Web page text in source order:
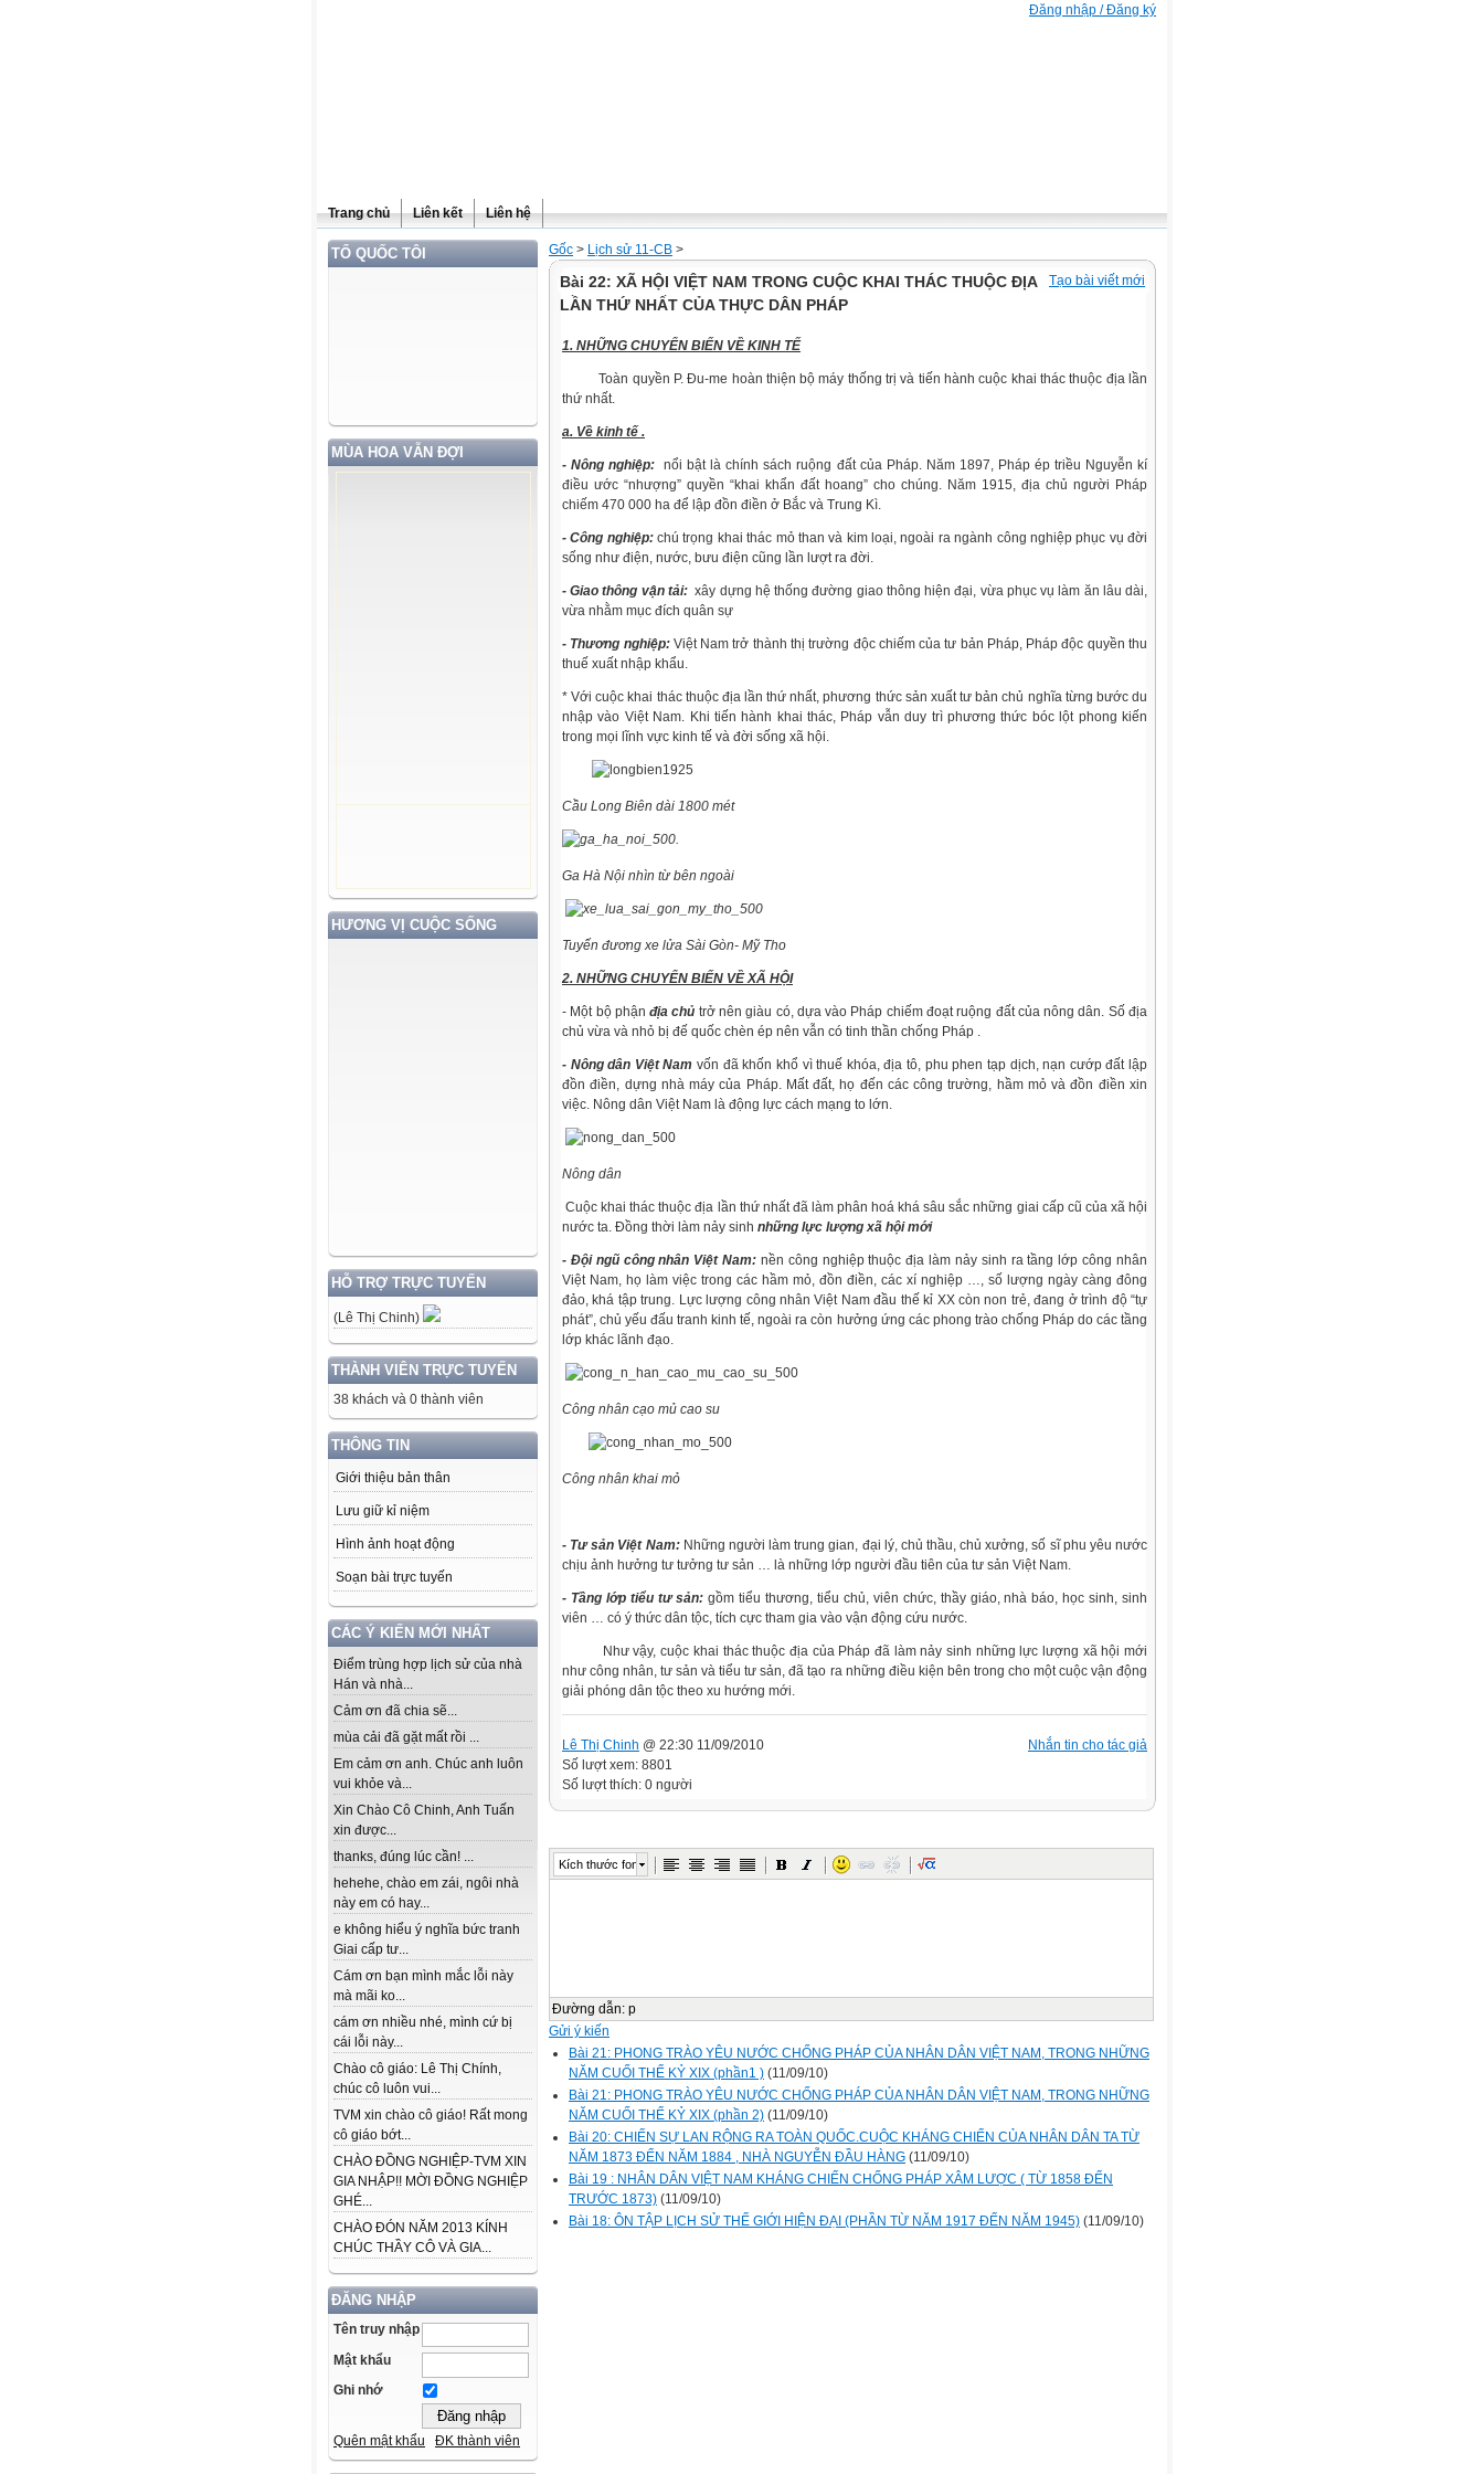
Đăng nhập / Đăng ký
Trang chủ Liên kết Liên hệ
TỔ QUỐC TÔI
MÙA HOA VẪN ĐỢI
HƯƠNG VỊ CUỘC SỐNG
HỖ TRỢ TRỰC TUYẾN
(Lê Thị Chinh)
THÀNH VIÊN TRỰC TUYẾN
38 khách và 0 thành viên
THÔNG TIN
Giới thiệu bản thân
Lưu giữ kỉ niệm
Hình ảnh hoạt động
Soạn bài trực tuyến
CÁC Ý KIẾN MỚI NHẤT
Điểm trùng hợp lịch sử của nhà
Hán và nhà...
Cảm ơn đã chia sẽ...
mùa cải đã gặt mất rồi ...
Em cảm ơn anh. Chúc anh luôn
vui khỏe và...
Xin Chào Cô Chinh, Anh Tuấn
xin được...
thanks, đúng lúc cần! ...
hehehe, chào em zái, ngôi nhà
này em có hay...
e không hiểu ý nghĩa bức tranh
Giai cấp tư...
Cám ơn bạn mình mắc lỗi này
mà mãi ko...
cám ơn nhiều nhé, mình cứ bị
cái lỗi này...
Chào cô giáo: Lê Thị Chính,
chúc cô luôn vui...
TVM xin chào cô giáo! Rất mong
cô giáo bớt...
CHÀO ĐỒNG NGHIỆP-TVM XIN
GIA NHẬP!! MỜI ĐỒNG NGHIỆP
GHÉ...
CHÀO ĐÓN NĂM 2013 KÍNH
CHÚC THẦY CÔ VÀ GIA...
ĐĂNG NHẬP
Tên truy nhập
Mật khẩu
Ghi nhớ
Quên mật khẩu ĐK thành viên
Gốc > Lịch sử 11-CB >
Tạo bài viết mới
Bài 22: XÃ HỘI VIỆT NAM TRONG CUỘC KHAI THÁC THUỘC ĐỊA
LẦN THỨ NHẤT CỦA THỰC DÂN PHÁP
1. NHỮNG CHUYỂN BIẾN VỀ KINH TẾ
Toàn quyền P. Đu-me hoàn thiện bộ máy thống trị và tiến hành cuộc khai thác thuộc địa lần
thứ nhất.
a. Về kinh tế .
- Nông nghiệp: nổi bật là chính sách ruộng đất của Pháp. Năm 1897, Pháp ép triều Nguyễn kí
điều ước “nhượng” quyền “khai khẩn đất hoang” cho chúng. Năm 1915, địa chủ người Pháp
chiếm 470 000 ha để lập đồn điền ở Bắc và Trung Kì.
- Công nghiệp: chú trọng khai thác mỏ than và kim loại, ngoài ra ngành công nghiệp phục vụ đời
sống như điện, nước, bưu điện cũng lần lượt ra đời.
- Giao thông vận tải: xây dựng hệ thống đường giao thông hiện đại, vừa phục vụ làm ăn lâu dài,
vừa nhằm mục đích quân sự
- Thương nghiệp: Việt Nam trở thành thị trường độc chiếm của tư bản Pháp, Pháp độc quyền thu
thuế xuất nhập khẩu.
* Với cuộc khai thác thuộc địa lần thứ nhất, phương thức sản xuất tư bản chủ nghĩa từng bước du
nhập vào Việt Nam. Khi tiến hành khai thác, Pháp vẫn duy trì phương thức bóc lột phong kiến
trong mọi lĩnh vực kinh tế và đời sống xã hội.
Cầu Long Biên dài 1800 mét
Ga Hà Nội nhìn từ bên ngoài
Tuyến đương xe lửa Sài Gòn- Mỹ Tho
2. NHỮNG CHUYỂN BIẾN VỀ XÃ HỘI
- Một bộ phậnđịa chủ trở nên giàu có, dựa vào Pháp chiếm đoạt ruộng đất của nông dân. Số địa
chủ vừa và nhỏ bị đế quốc chèn ép nên vẫn có tinh thần chống Pháp .
- Nông dân Việt Nam vốn đã khốn khổ vì thuế khóa, địa tô, phu phen tạp dịch, nạn cướp đất lập
đồn điền, dựng nhà máy của Pháp. Mất đất, họ đến các công trường, hầm mỏ và đồn điền xin
việc. Nông dân Việt Nam là động lực cách mạng to lớn.
Nông dân
Cuộc khai thác thuộc địa lần thứ nhất đã làm phân hoá khá sâu sắc những giai cấp cũ của xã hội
nước ta. Đồng thời làm nảy sinh những lực lượng xã hội mới
- Đội ngũ công nhân Việt Nam: nền công nghiệp thuộc địa làm nảy sinh ra tầng lớp công nhân
Việt Nam, họ làm việc trong các hầm mỏ, đồn điền, các xí nghiệp …, số lượng ngày càng đông
đảo, khá tập trung. Lực lượng công nhân Việt Nam đầu thế kỉ XX còn non trẻ, đang ở trình độ “tự
phát”, chủ yếu đấu tranh kinh tế, ngoài ra còn hưởng ứng các phong trào chống Pháp do các tầng
lớp khác lãnh đạo.
Công nhân cạo mủ cao su
Công nhân khai mỏ
- Tư sản Việt Nam: Những người làm trung gian, đại lý, chủ thầu, chủ xưởng, số sĩ phu yêu nước
chịu ảnh hưởng tư tưởng tư sản … là những lớp người đầu tiên của tư sản Việt Nam.
- Tầng lớp tiểu tư sản: gồm tiểu thương, tiểu chủ, viên chức, thầy giáo, nhà báo, học sinh, sinh
viên … có ý thức dân tộc, tích cực tham gia vào vận động cứu nước.
Như vậy, cuộc khai thác thuộc địa của Pháp đã làm nảy sinh những lực lượng xã hội mới
như công nhân, tư sản và tiểu tư sản, đã tạo ra những điều kiện bên trong cho một cuộc vận động
giải phóng dân tộc theo xu hướng mới.
Nhắn tin cho tác giả
Lê Thị Chinh @ 22:30 11/09/2010
Số lượt xem: 8801
Số lượt thích: 0 người
Kích thước font
Đường dẫn: p
Gửi ý kiến
Bài 21: PHONG TRÀO YÊU NƯỚC CHỐNG PHÁP CỦA NHÂN DÂN VIỆT NAM, TRONG NHỮNG
NĂM CUỐI THẾ KỶ XIX (phần1 ) (11/09/10)
Bài 21: PHONG TRÀO YÊU NƯỚC CHỐNG PHÁP CỦA NHÂN DÂN VIỆT NAM, TRONG NHỮNG
NĂM CUỐI THẾ KỶ XIX (phần 2) (11/09/10)
Bài 20: CHIẾN SỰ LAN RỘNG RA TOÀN QUỐC.CUỘC KHÁNG CHIẾN CỦA NHÂN DÂN TA TỪ
NĂM 1873 ĐẾN NĂM 1884 , NHÀ NGUYỄN ĐẦU HÀNG (11/09/10)
Bài 19 : NHÂN DÂN VIỆT NAM KHÁNG CHIẾN CHỐNG PHÁP XÂM LƯỢC ( TỪ 1858 ĐẾN
TRƯỚC 1873) (11/09/10)
Bài 18: ÔN TẬP LỊCH SỬ THẾ GIỚI HIỆN ĐẠI (PHẦN TỪ NĂM 1917 ĐẾN NĂM 1945) (11/09/10)